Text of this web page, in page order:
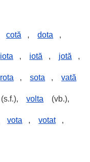
cotă , dota ,
iota , iotă , jotă ,
rota , sota , vată
(s.f.), volta (vb.),
vota , votat ,